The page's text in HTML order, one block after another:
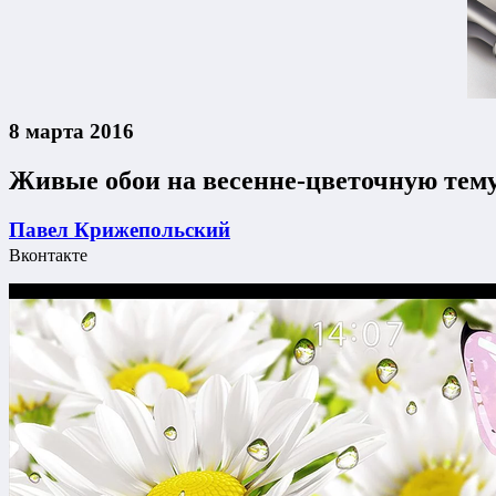
8 марта 2016
Живые обои на весенне-цветочную
Павел Крижепольский
Вконтакте